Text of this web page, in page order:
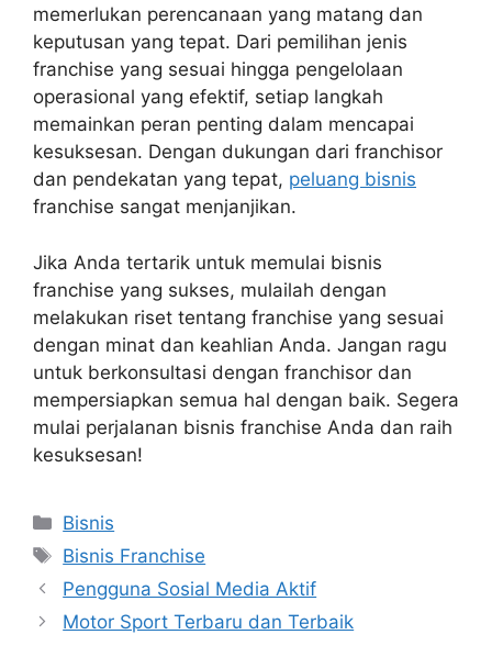
memerlukan perencanaan yang matang dan
keputusan yang tepat. Dari pemilihan jenis
franchise yang sesuai hingga pengelolaan
operasional yang efektif, setiap langkah
memainkan peran penting dalam mencapai
kesuksesan. Dengan dukungan dari franchisor
dan pendekatan yang tepat, peluang bisnis
franchise sangat menjanjikan.
Jika Anda tertarik untuk memulai bisnis
franchise yang sukses, mulailah dengan
melakukan riset tentang franchise yang sesuai
dengan minat dan keahlian Anda. Jangan ragu
untuk berkonsultasi dengan franchisor dan
mempersiapkan semua hal dengan baik. Segera
mulai perjalanan bisnis franchise Anda dan raih
kesuksesan!
Kategori
Bisnis
Tag
Bisnis Franchise
Pengguna Sosial Media Aktif
Motor Sport Terbaru dan Terbaik